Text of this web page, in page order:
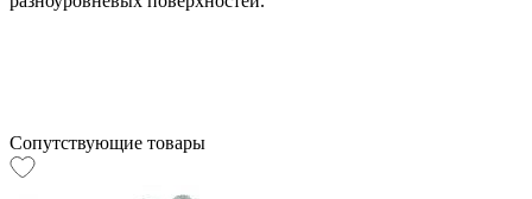
Сопутствующие товары